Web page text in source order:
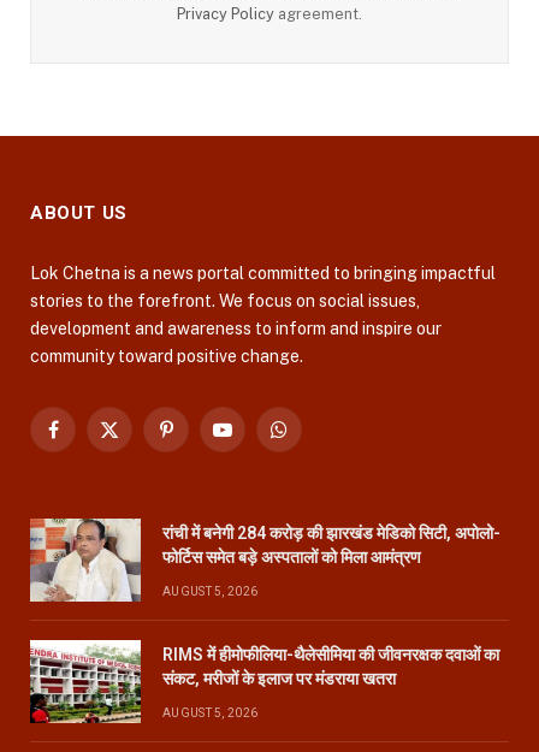
Privacy Policy agreement.
ABOUT US
Lok Chetna is a news portal committed to bringing impactful
stories to the forefront. We focus on social issues,
development and awareness to inform and inspire our
community toward positive change.
Facebook
X
PinterestYouTubeWhatsApp
रांची में बनेगी 284 करोड़ की झारखंड मेडिको सिटी, अपोलो-
फोर्टिस समेत बड़े अस्पतालों को मिला आमंत्रण
AUGUST 5, 2026
RIMS में हीमोफीलिया-थैलेसीमिया की जीवनरक्षक दवाओं का
संकट, मरीजों के इलाज पर मंडराया खतरा
AUGUST 5, 2026